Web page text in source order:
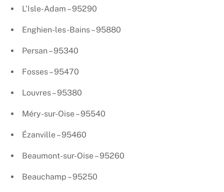
L’Isle-Adam – 95290
Enghien-les-Bains – 95880
Persan – 95340
Fosses – 95470
Louvres – 95380
Méry-sur-Oise – 95540
Ézanville – 95460
Beaumont-sur-Oise – 95260
Beauchamp – 95250